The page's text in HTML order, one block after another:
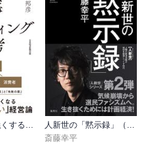
斎藤幸平